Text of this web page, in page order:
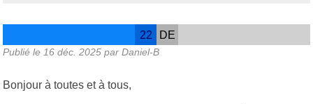
22 DE
Publié le 16 déc. 2025 par Daniel-B
Bonjour à toutes et à tous,